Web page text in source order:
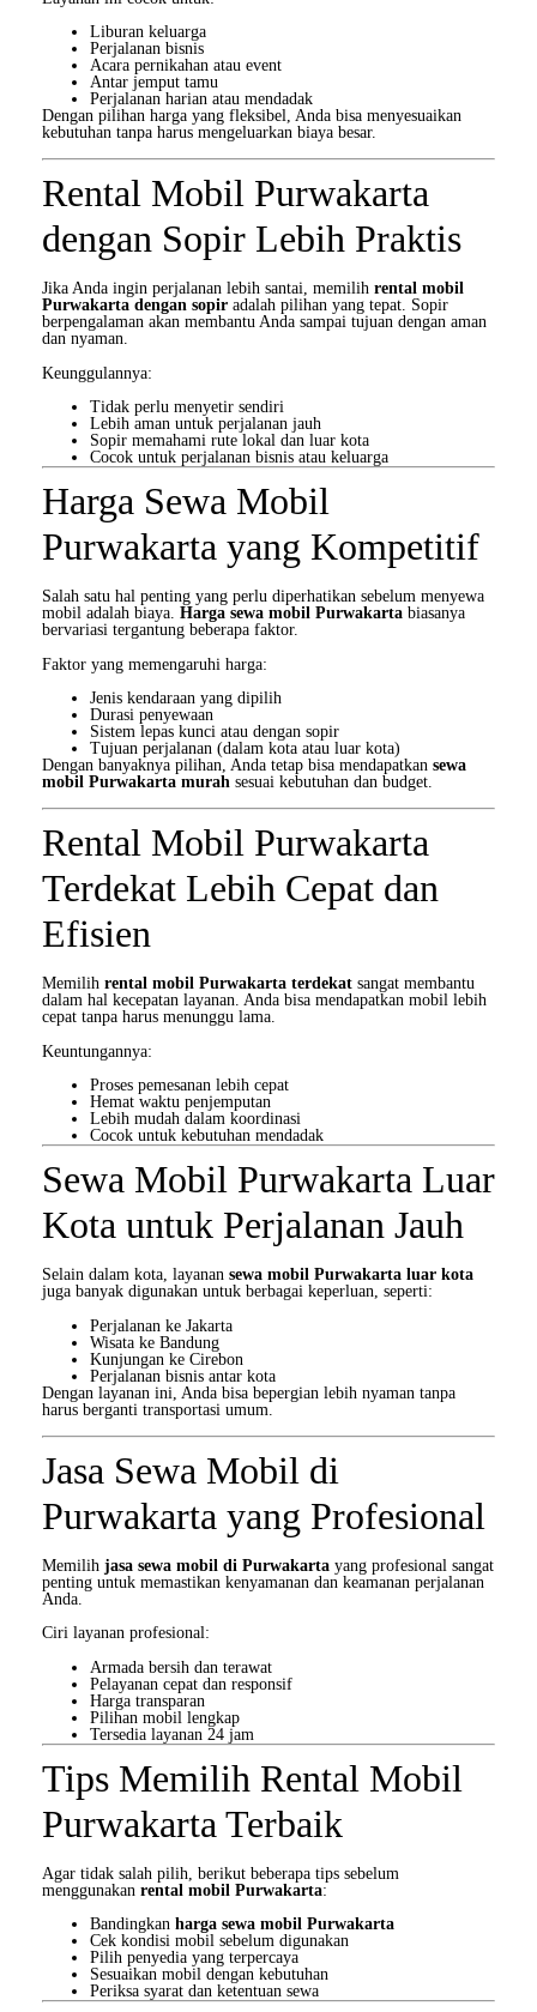
Liburan keluarga
Perjalanan bisnis
Acara pernikahan atau event
Antar jemput tamu
Perjalanan harian atau mendadak
Dengan pilihan harga yang fleksibel, Anda bisa menyesuaikan
kebutuhan tanpa harus mengeluarkan biaya besar.
Rental Mobil Purwakarta
dengan Sopir Lebih Praktis
Jika Anda ingin perjalanan lebih santai, memilih rental mobil
Purwakarta dengan sopir adalah pilihan yang tepat. Sopir
berpengalaman akan membantu Anda sampai tujuan dengan aman
dan nyaman.
Keunggulannya:
Tidak perlu menyetir sendiri
Lebih aman untuk perjalanan jauh
Sopir memahami rute lokal dan luar kota
Cocok untuk perjalanan bisnis atau keluarga
Harga Sewa Mobil
Purwakarta yang Kompetitif
Salah satu hal penting yang perlu diperhatikan sebelum menyewa
mobil adalah biaya. Harga sewa mobil Purwakarta biasanya
bervariasi tergantung beberapa faktor.
Faktor yang memengaruhi harga:
Jenis kendaraan yang dipilih
Durasi penyewaan
Sistem lepas kunci atau dengan sopir
Tujuan perjalanan (dalam kota atau luar kota)
Dengan banyaknya pilihan, Anda tetap bisa mendapatkan sewa
mobil Purwakarta murah sesuai kebutuhan dan budget.
Rental Mobil Purwakarta
Terdekat Lebih Cepat dan
Efisien
Memilih rental mobil Purwakarta terdekat sangat membantu
dalam hal kecepatan layanan. Anda bisa mendapatkan mobil lebih
cepat tanpa harus menunggu lama.
Keuntungannya:
Proses pemesanan lebih cepat
Hemat waktu penjemputan
Lebih mudah dalam koordinasi
Cocok untuk kebutuhan mendadak
Sewa Mobil Purwakarta Luar
Kota untuk Perjalanan Jauh
Selain dalam kota, layanan sewa mobil Purwakarta luar kota
juga banyak digunakan untuk berbagai keperluan, seperti:
Perjalanan ke Jakarta
Wisata ke Bandung
Kunjungan ke Cirebon
Perjalanan bisnis antar kota
Dengan layanan ini, Anda bisa bepergian lebih nyaman tanpa
harus berganti transportasi umum.
Jasa Sewa Mobil di
Purwakarta yang Profesional
Memilih jasa sewa mobil di Purwakarta yang profesional sangat
penting untuk memastikan kenyamanan dan keamanan perjalanan
Anda.
Ciri layanan profesional:
Armada bersih dan terawat
Pelayanan cepat dan responsif
Harga transparan
Pilihan mobil lengkap
Tersedia layanan 24 jam
Tips Memilih Rental Mobil
Purwakarta Terbaik
Agar tidak salah pilih, berikut beberapa tips sebelum
menggunakan rental mobil Purwakarta:
Bandingkan harga sewa mobil Purwakarta
Cek kondisi mobil sebelum digunakan
Pilih penyedia yang terpercaya
Sesuaikan mobil dengan kebutuhan
Periksa syarat dan ketentuan sewa